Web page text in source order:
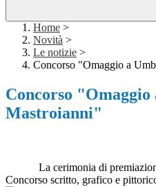
Home >
Novità >
Le notizie >
Concorso "Omaggio a
Concorso "Omaggio
Mastroianni"
La cerimonia di premiazione
Concorso scritto, grafico e